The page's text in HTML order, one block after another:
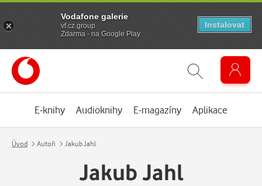
E-knihy Audioknihy E-magazíny Aplikace
Úvod Autoři Jakub Jahl
Jakub Jahl
Vodafone galerie
vf.cz.group
Zdarma - na Google Play
Instalovat